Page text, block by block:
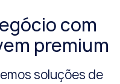
com
premium
soluções de